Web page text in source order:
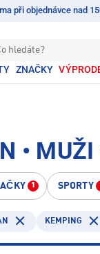
při objednávce nad
hledáte?
ZNAČKY
•
1 SPORTY
KEMPING